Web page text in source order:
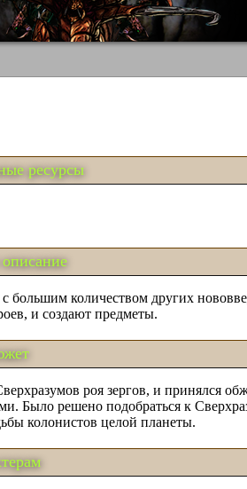
ресурсы
количеством других
и создают предметы.
роя зергов, и принялся
Было решено подобраться к
колонистов целой планеты.